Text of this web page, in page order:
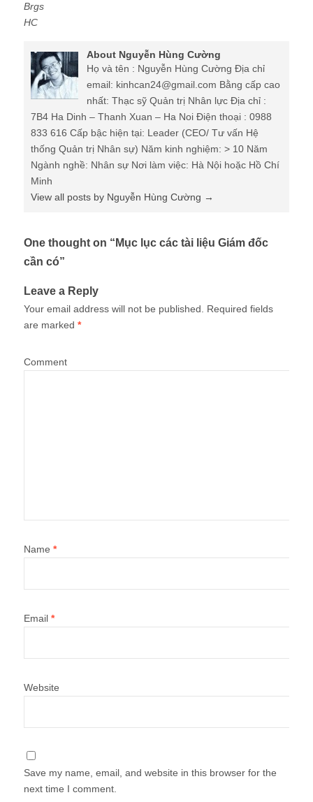
Brgs
HC
About Nguyễn Hùng Cường
Họ và tên : Nguyễn Hùng Cường Địa chỉ
email: kinhcan24@gmail.com Bằng cấp cao
nhất: Thạc sỹ Quản trị Nhân lực Địa chỉ :
7B4 Ha Dinh – Thanh Xuan – Ha Noi Điện thoại : 0988
833 616 Cấp bậc hiện tại: Leader (CEO/ Tư vấn Hệ
thống Quản trị Nhân sự) Năm kinh nghiệm: > 10 Năm
Ngành nghề: Nhân sự Nơi làm việc: Hà Nội hoặc Hồ Chí
Minh
View all posts by Nguyễn Hùng Cường →
One thought on “ Mục lục các tài liệu Giám đốc
cần có”
Leave a Reply
Your email address will not be published.
Required fields
are marked *
Comment
Name *
Email *
Website
Save my name, email, and website in this browser for the
next time I comment.